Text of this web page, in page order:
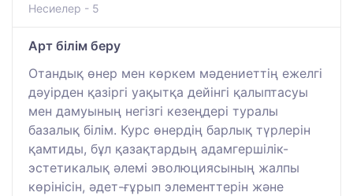
Несиелер - 5
Арт білім беру
Отандық өнер мен көркем мәдениеттің ежелгі
дәуірден қазіргі уақытқа дейінгі қалыптасуы
мен дамуының негізгі кезеңдері туралы
базалық білім. Курс өнердің барлық түрлерін
қамтиды, бұл қазақтардың адамгершілік-
эстетикалық әлемі эволюциясының жалпы
көрінісін, әдет-ғұрып элементтерін және